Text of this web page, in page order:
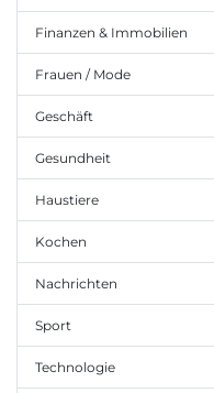
Finanzen & Immobilien
Frauen / Mode
Geschäft
Gesundheit
Haustiere
Kochen
Nachrichten
Sport
Technologie